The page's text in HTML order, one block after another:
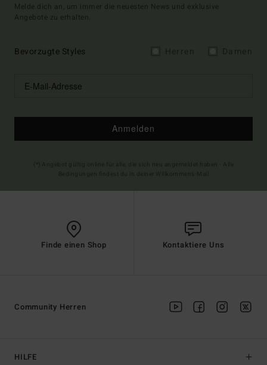
Melde dich an, um immer die neuesten News und exklusive
Angebote zu erhalten.
Bevorzugte Styles
Anmelden
Finde einen Shop Kontaktiere Uns
HILFE
Community Herren